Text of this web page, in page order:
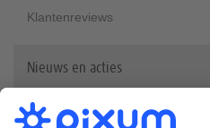
Klantenreviews
Nieuws en acties
Awards